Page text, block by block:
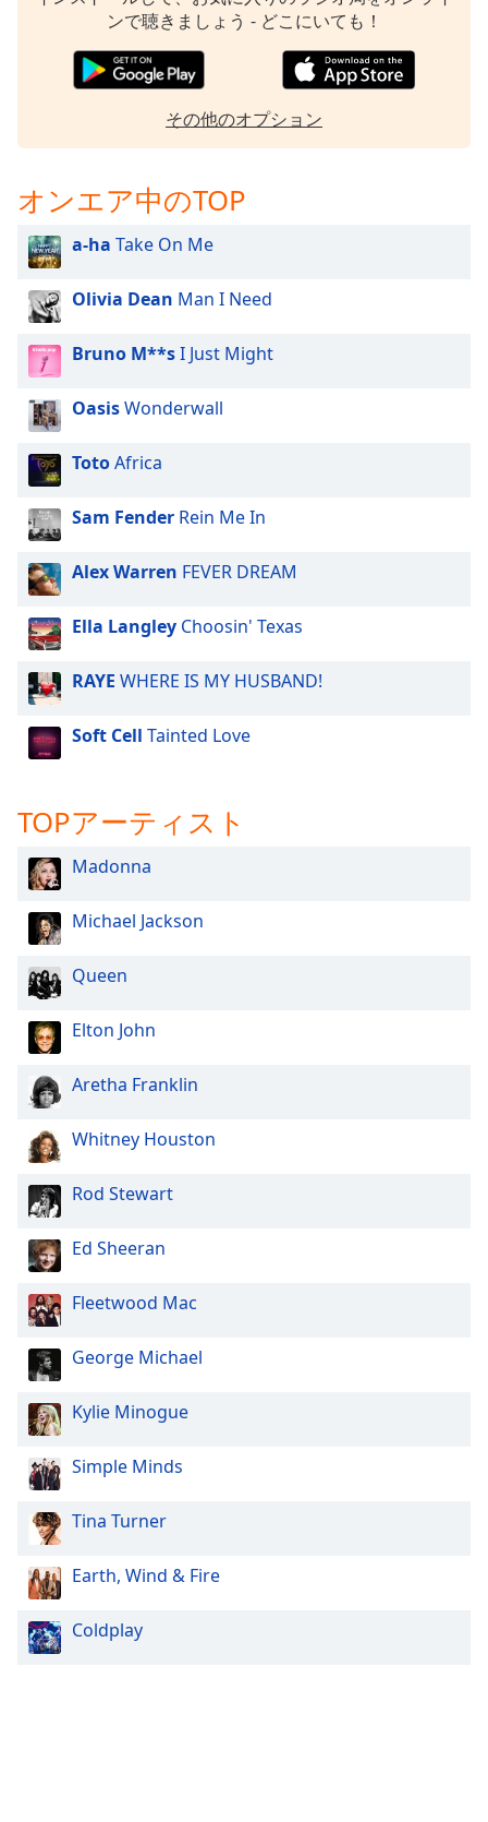
ンで聴きましょう - どこにいても！
その他のオプション
オンエア中のTOP
a-ha Take On Me
Olivia Dean Man I Need
Bruno M**sI Just Might
OasisWonderwall
TotoAfrica
Sam Fender Rein Me In
Alex Warren FEVER DREAM
Ella Langley Choosin' Texas
RAYE WHERE IS MY HUSBAND!
Soft Cell Tainted Love
TOPアーティスト
Madonna
Michael Jackson
Queen
Elton John
Aretha Franklin
Whitney Houston
Rod Stewart
Ed Sheeran
Fleetwood Mac
George Michael
Kylie Minogue
Simple Minds
Tina Turner
Earth, Wind & Fire
Coldplay